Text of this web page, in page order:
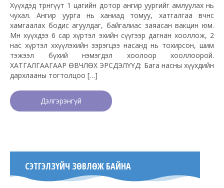
Хүүхдэд төрөнгүүт 1 цагийн дотор ангир уургийг амлуулах нь
чухал. Ангир уурга нь ханиад томуу, хатгалгаа өвчнөөс
хамгаалах бодис агуулдаг, байгалиас заяасан вакцин юм.
Мөн хүүхдээ 6 сар хүртэл эхийн сүүгээр дагнан хооллож, 2
нас хүртэл хөхүүлэхийн зэрэгцээ насанд нь тохирсон, шим
тэжээл бүхий нэмэгдэл хоолоор хооллоорой.
ХАТГАЛГААГААР ӨВЧЛӨХ ЭРСДЭЛҮҮД: Бага насны хүүхдийн
дархлааны тогтолцоо […]
Дэлгэрэнгүй
СЭТГЭЛЗҮЙЧ ЗӨВЛӨЖ БАЙНА